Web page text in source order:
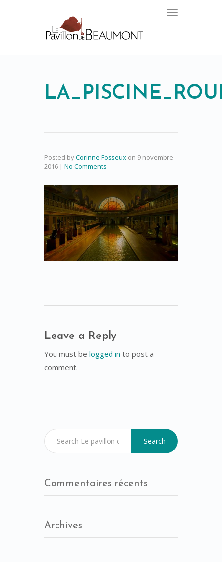
Toggle
Posted byCorinne Fosseux on 9 novembre
2016 | No Comments
Leave a Reply
You must be logged in to post a
comment.
Search
Commentaires récents
Archives